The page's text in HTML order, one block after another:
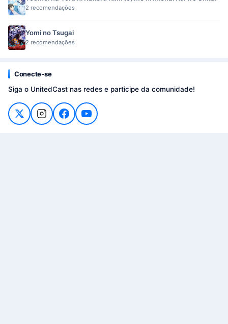
2 recomendações
Yomi no Tsugai
2 recomendações
Conecte-se
Siga o UnitedCast nas redes e participe da comunidade!